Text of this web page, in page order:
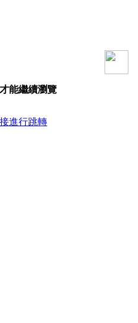
能繼續瀏覽
進行跳轉